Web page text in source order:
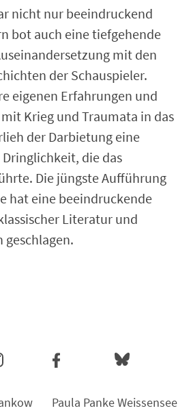
nicht nur beeindruckend
bot auch eine tiefgehende
mit den
der Schauspieler.
eigenen Erfahrungen und
Krieg und Traumata in das
der Darbietung eine
die das
Die jüngste Aufführung
hat eine beeindruckende
Literatur und
Paula Panke Weissensee